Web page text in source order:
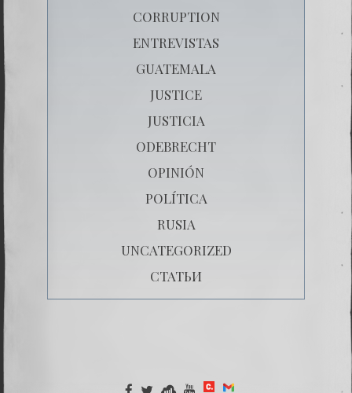
CORRUPTION
ENTREVISTAS
GUATEMALA
JUSTICE
JUSTICIA
ODEBRECHT
OPINIÓN
POLÍTICA
RUSIA
UNCATEGORIZED
СТАТЬИ